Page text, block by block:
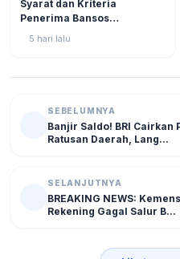
Syarat dan Kriteria
Penerima Bansos
5 hari lalu
SEBELUMNYA
Banjir Saldo! BRI Cairkan
Ratusan Daerah, Lang...
SELANJUTNYA
BREAKING NEWS:
Rekening Gagal Salur B...